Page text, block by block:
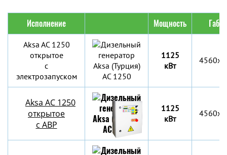
Исполнение Мощность
Aksa AC 1250
открытое
с
электрозапуском
1125
кВт
Aksa AC 1250
открытое
с АВР
1125
кВт